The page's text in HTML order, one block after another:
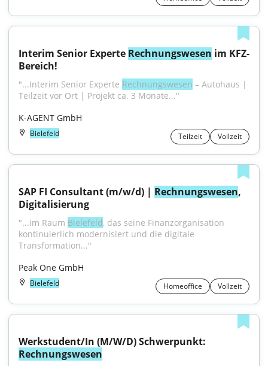
Interim Senior Experte Rechnungswesen im KFZ-
Bereich!
"...Interim Senior Experte Rechnungswesen – Autohaus |
Teilzeit vor Ort | Projekt ca. 3 Monate..."
K-AGENT GmbH
Bielefeld Teilzeit Vollzeit
SAP FI Consultant (m/w/d) | Rechnungswesen,
Digitalisierung
"...im Raum Bielefeld, das seine Finanzorganisation
kontinuierlich modernisiert und die digitale
Transformation..."
Peak One GmbH
Bielefeld Homeoffice Vollzeit
Rechnungswesen